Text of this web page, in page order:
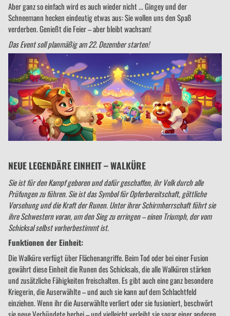
Aber ganz so einfach wird es auch wieder nicht ... Gingey und der
Schneemann hecken eindeutig etwas aus: Sie wollen uns den Spaß
verderben. Genießt die Feier – aber bleibt wachsam!
Das Event soll planmäßig am 22. Dezember starten!
NEUE LEGENDÄRE EINHEIT – WALKÜRE
Sie ist für den Kampf geboren und dafür geschaffen, ihr Volk durch alle
Prüfungen zu führen. Sie ist das Symbol für Opferbereitschaft, göttliche
Vorsehung und die Kraft der Runen. Unter ihrer Schirmherrschaft führt sie
ihre Schwestern voran, um den Sieg zu erringen – einen Triumph, der vom
Schicksal selbst vorherbestimmt ist.
Funktionen der Einheit:
Die Walküre verfügt über Flächenangriffe. Beim Tod oder bei einer Fusion
gewährt diese Einheit die Runen des Schicksals, die alle Walküren stärken
und zusätzliche Fähigkeiten freischalten. Es gibt auch eine ganz besondere
Kriegerin, die Auserwählte – und auch sie kann auf dem Schlachtfeld
einziehen. Wenn ihr die Auserwählte verliert oder sie fusioniert, beschwört